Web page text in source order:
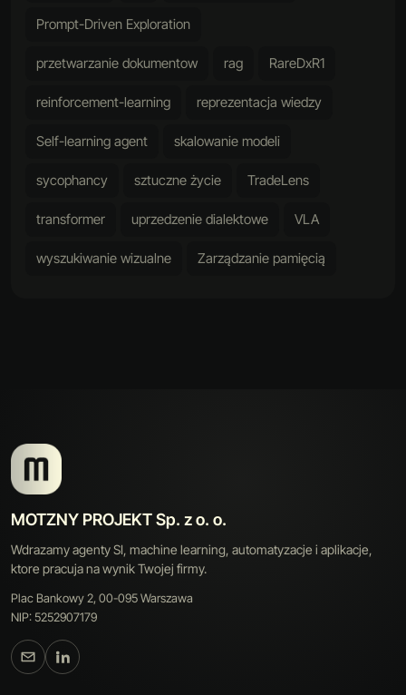
Prompt-Driven Exploration
przetwarzanie dokumentow rag RareDxR1
reinforcement-learning reprezentacja wiedzy
Self-learning agent skalowanie modeli
sycophancy sztuczne życie TradeLens
transformer uprzedzenie dialektowe VLA
wyszukiwanie wizualne Zarządzanie pamięcią
MOTZNY PROJEKT Sp. z o. o.
Wdrazamy agenty SI, machine learning, automatyzacje i aplikacje,
ktore pracuja na wynik Twojej firmy.
Plac Bankowy 2, 00-095 Warszawa
NIP: 5252907179